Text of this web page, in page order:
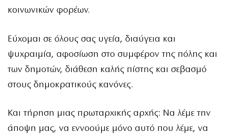
κοινωνικών φορέων.
Εύχομαι σε όλους σας υγεία, διαύγεια και
ψυχραιμία, αφοσίωση στο συμφέρον της πόλης και
των δημοτών, διάθεση καλής πίστης και σεβασμό
στους δημοκρατικούς κανόνες.
Και τήρηση μιας πρωταρχικής αρχής: Να λέμε την
άποψη μας, να εννοούμε μόνο αυτό που λέμε, να